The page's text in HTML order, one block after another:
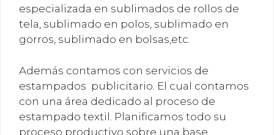
especializada en sublimados de rollos de
tela, sublimado en polos, sublimado en
gorros, sublimado en bolsas,etc.
Además contamos con servicios de
estampados publicitario. El cual contamos
con una área dedicado al proceso de
estampado textil. Planificamos todo su
proceso productivo sobre una base